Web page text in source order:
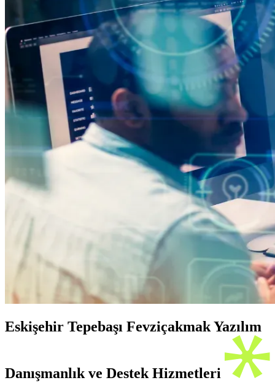
Eskişehir Tepebaşı Fevziçakmak Yazılım
Danışmanlık ve Destek Hizmetleri